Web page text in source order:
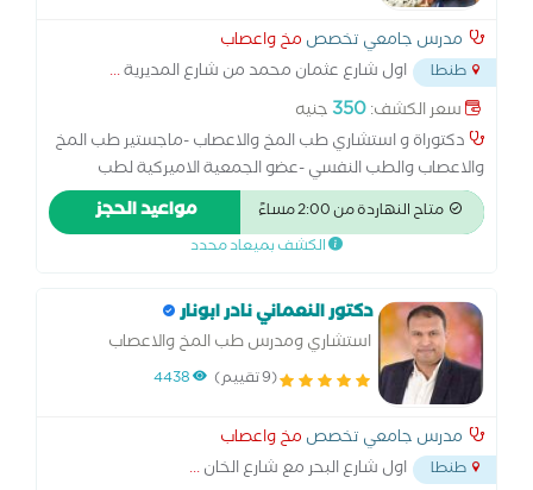
مدرس جامعي تخصص مخ واعصاب
طنطا اول شارع عثمان محمد من شارع المديرية...
سعر الكشف:350 جنيه
دكتوراة و استشاري طب المخ والاعصاب -ماجستير طب المخ
والاعصاب والطب النفسي -عضو الجمعية الاميركية لطب
الاعصاب وعضو الجمعية العالمية للشلل الرعاش و الحركات
اللاإرادية-مدرس بكلية طب طنطا
متاح النهاردة من 2:00 مساءً مواعيد الحجز
الكشف بميعاد محدد
دكتور النعماني نادر ابونار
استشاري ومدرس طب المخ والاعصاب
والعمود الفقري والطب النفسي
(9 تقييم) 4438
مدرس جامعي تخصص مخ واعصاب
طنطا اول شارع البحر مع شارع الخان...